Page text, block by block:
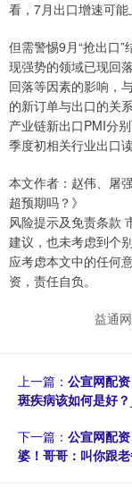
看，7月出口增速可能
但需警惕9月“抢出口
现强势的领域已现回
回落等因素的影响，
的新订单与出口的关
产业链新出口PMI分
季度初相关行业出口
本文作者：赵伟、屠
超预期吗？》
风险提示及免责条款
建议，也未考虑到个
应考虑本文中的任何
资，责任自负。
益通
上一篇： 公宣网配
斑疾病该如何是好
下一篇： 公宣网配
婆！哥哥：叫你跟